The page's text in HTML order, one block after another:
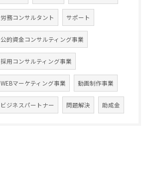
労務コンサルタント サポート
公的資金コンサルティング事業
採用コンサルティング事業
WEBマーケティング事業 動画制作事業
ビジネスパートナー 問題解決 助成金